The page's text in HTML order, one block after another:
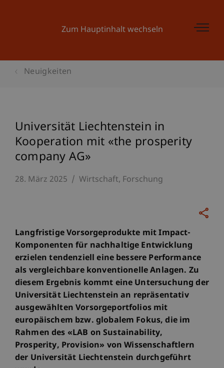
Zum Hauptinhalt wechseln
Neuigkeiten
Universität Liechtenstein in
Kooperation mit «the prosperity
company AG»
28. März 2025 Wirtschaft Forschung
Langfristige Vorsorgeprodukte mit Impact-
Komponenten für nachhaltige Entwicklung
erzielen tendenziell eine bessere Performance
als vergleichbare konventionelle Anlagen. Zu
diesem Ergebnis kommt eine Untersuchung der
Universität Liechtenstein an repräsentativ
ausgewählten Vorsorgeportfolios mit
europäischem bzw. globalem Fokus, die im
Rahmen des «LAB on Sustainability,
Prosperity, Provision» von Wissenschaftlern
der Universität Liechtenstein durchgeführt